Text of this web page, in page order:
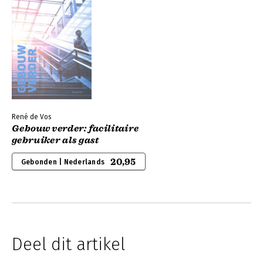
René de Vos
Gebouw verder: facilitaire
gebruiker als gast
Gebonden | Nederlands 20,95
Deel dit artikel